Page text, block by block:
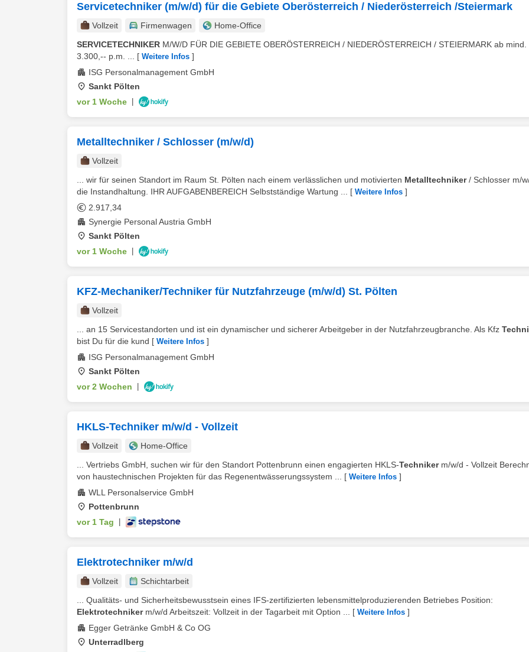
Servicetechniker (m/w/d) für die Gebiete Oberösterreich / Niederösterreich /Steiermark
Vollzeit Firmenwagen
Home-Office
SERVICETECHNIKER M/W/D FÜR DIE GEBIETE OBERÖSTERREICH / NIEDERÖSTERREICH / STEIERMARK ab mind.
3.300,-- p.m. ...
[ Weitere Infos ]
ISG Personalmanagement GmbH
Sankt Pölten
vor 1 Woche
Metalltechniker / Schlosser (m/w/d)
Vollzeit
... wir für seinen Standort im Raum St. Pölten nach einem verlässlichen und motivierten Metalltechniker/ Schlosser m/
die Instandhaltung. IHR AUFGABENBEREICH Selbstständige Wartung ...
[ Weitere Infos ]
2.917,34
Synergie Personal Austria GmbH
Sankt Pölten
vor 1 Woche
KFZ-Mechaniker/Techniker für Nutzfahrzeuge (m/w/d) St. Pölten
Vollzeit
... an 15 Servicestandorten und ist ein dynamischer und sicherer Arbeitgeber in der Nutzfahrzeugbranche. Als Kfz
bist Du für die kund [ Weitere Infos ]
ISG Personalmanagement GmbH
Sankt Pölten
vor 2 Wochen
HKLS-Techniker m/w/d - Vollzeit
Vollzeit
Home-Office
... Vertriebs GmbH, suchen wir für den Standort Pottenbrunn einen engagierten HKLS-Technikerm/w/d - Vollzeit
von haustechnischen Projekten für das Regenentwässerungssystem ...
[ Weitere Infos ]
WLL Personalservice GmbH
Pottenbrunn
vor 1 Tag
Elektrotechniker m/w/d
Vollzeit
Schichtarbeit
... Qualitäts- und Sicherheitsbewusstsein eines IFS-zertifizierten lebensmittelproduzierenden Betriebes Position:
Elektrotechnikerm/w/d Arbeitszeit: Vollzeit in der Tagarbeit mit Option ... [ Weitere Infos ]
Egger Getränke GmbH & Co OG
Unterradlberg